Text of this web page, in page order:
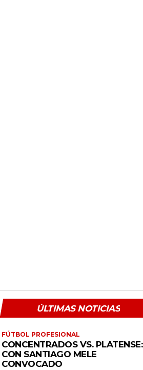
ÚLTIMAS NOTICIAS
FÚTBOL PROFESIONAL
CONCENTRADOS VS. PLATENSE:
CON SANTIAGO MELE
CONVOCADO